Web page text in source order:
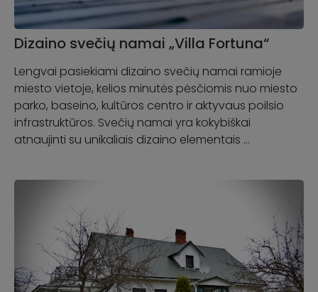
Dizaino svečių namai „Villa Fortuna“
Lengvai pasiekiami dizaino svečių namai ramioje
miesto vietoje, kelios minutės pėsčiomis nuo miesto
parko, baseino, kultūros centro ir aktyvaus poilsio
infrastruktūros. Svečių namai yra kokybiškai
atnaujinti su unikaliais dizaino elementais …